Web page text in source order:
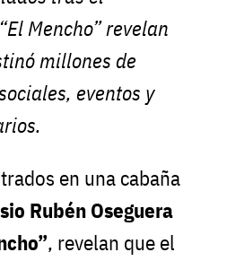
Mencho” revelan
millones de
eventos y
en una cabaña
Rubén Oseguera
, revelan que el